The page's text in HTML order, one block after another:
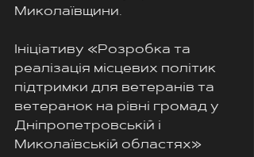
Миколаївщини.
Ініціативу «Розробка та
реалізація місцевих політик
підтримки для ветеранів та
ветеранок на рівні громад у
Дніпропетровській і
Миколаївській областях»